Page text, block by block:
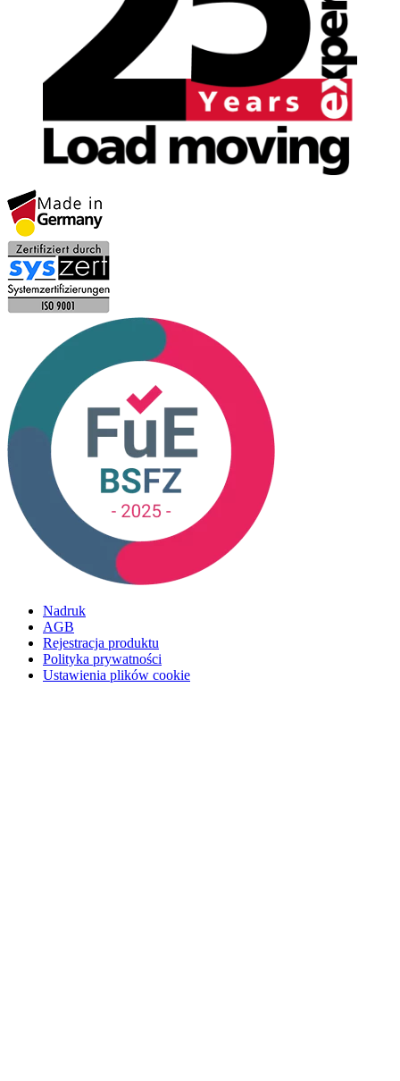
Nadruk
AGB
Rejestracja produktu
Polityka prywatności
Ustawienia plików cookie